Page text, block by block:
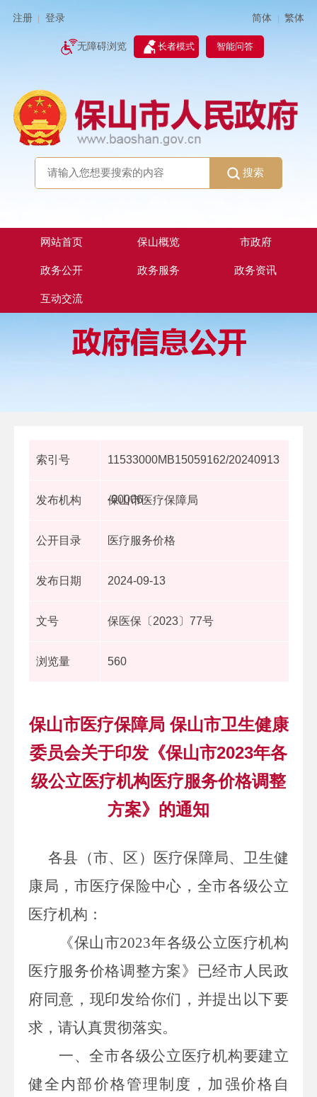
注册 登录 简体 | 繁体
无障碍浏览 长者模式 智能问答
搜索
网站首页 保山概览 市政府
政务公开 政务服务 政务资讯
互动交流
索引号 11533000MB15059162/20240913
-00006
发布机构 保山市医疗保障局
公开目录 医疗服务价格
发布日期 2024-09-13
文号 保医保〔2023〕77号
浏览量 560
保山市医疗保障局 保山市卫生健康
委员会关于印发《保山市2023年各
级公立医疗机构医疗服务价格调整
方案》的通知
各县（市、区）医疗保障局、卫生健
康局，市医疗保险中心，全市各级公立
医疗机构：
《保山市2023年各级公立医疗机构
医疗服务价格调整方案》已经市人民政
府同意，现印发给你们，并提出以下要
求，请认真贯彻落实。
一、全市各级公立医疗机构要建立
健全内部价格管理制度，加强价格自